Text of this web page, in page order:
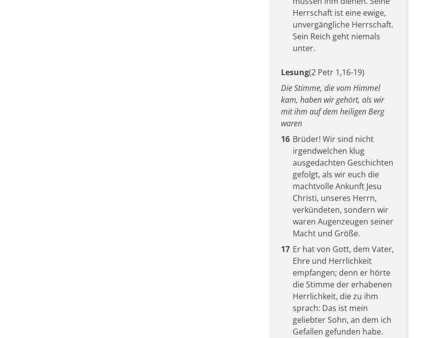
Herrschaft ist eine ewige,
unvergängliche Herrschaft.
Sein Reich geht niemals
unter.
Lesung(2 Petr 1,16-19)
Die Stimme, die vom Himmel
kam, haben wir gehört, als wir
mit ihm auf dem heiligen Berg
waren
16 Brüder! Wir sind nicht
irgendwelchen klug
ausgedachten Geschichten
gefolgt, als wir euch die
machtvolle Ankunft Jesu
Christi, unseres Herrn,
verkündeten, sondern wir
waren Augenzeugen seiner
Macht und Größe.
17 Er hat von Gott, dem Vater,
Ehre und Herrlichkeit
empfangen; denn er hörte
die Stimme der erhabenen
Herrlichkeit, die zu ihm
sprach: Das ist mein
geliebter Sohn, an dem ich
Gefallen gefunden habe.